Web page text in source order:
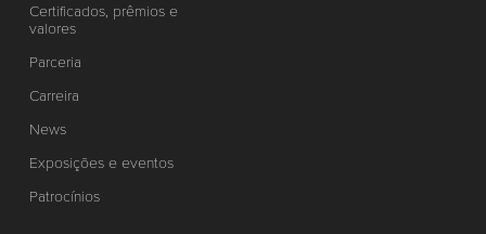
Certificados, prêmios e
valores
Parceria
Carreira
News
Exposições e eventos
Patrocínios